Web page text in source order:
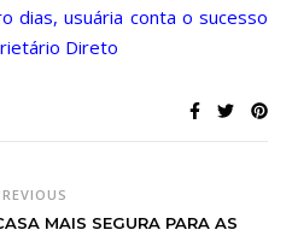
dias, usuária conta o sucesso
Direto
MAIS SEGURA PARA AS